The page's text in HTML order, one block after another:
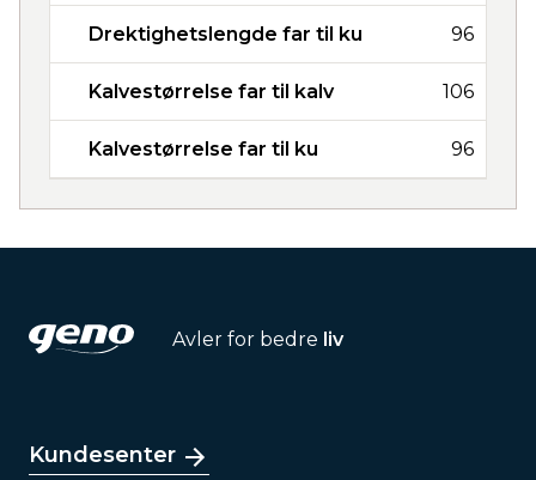
Drektighetslengde far til ku 96
Kalvestørrelse far til kalv 106
Kalvestørrelse far til ku 96
Avler for bedre liv
Kundesenter